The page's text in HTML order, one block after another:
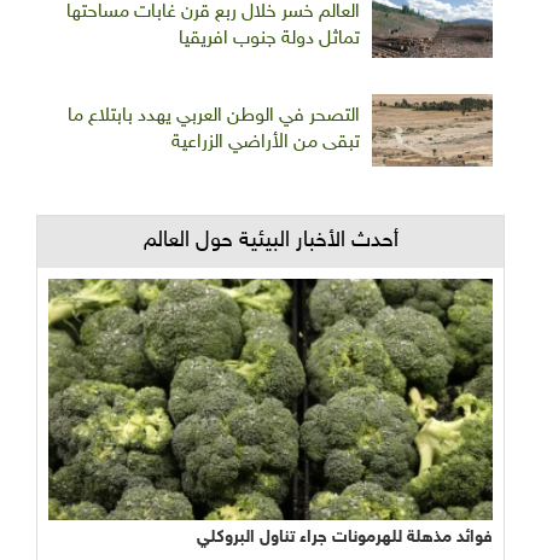
العالم خسر خلال ربع قرن غابات مساحتها
تماثل دولة جنوب افريقيا
التصحر في الوطن العربي يهدد بابتلاع ما
تبقى من الأراضي الزراعية
أحدث الأخبار البيئية حول العالم
فوائد مذهلة للهرمونات جراء تناول البروكلي